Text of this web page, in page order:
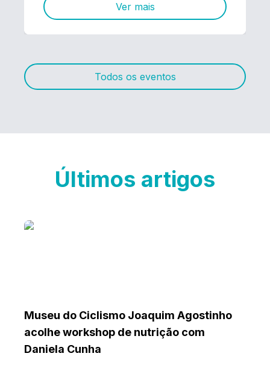
Ver mais
Todos os eventos
Últimos artigos
Museu do Ciclismo Joaquim Agostinho
acolhe workshop de nutrição com
Daniela Cunha